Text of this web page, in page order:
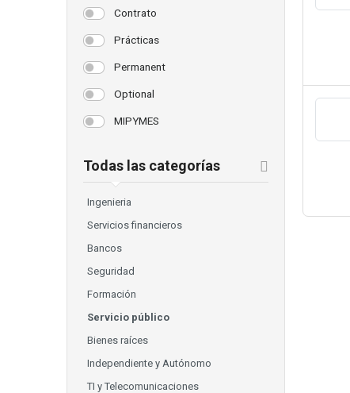
Contrato
Prácticas
Permanent
Optional
MIPYMES
Todas las categorías
Ingenieria
Servicios financieros
Bancos
Seguridad
Formación
Servicio público
Bienes raíces
Independiente y Autónomo
TI y Telecomunicaciones